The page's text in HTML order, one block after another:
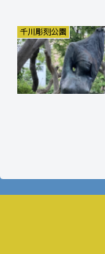
千川彫刻公園